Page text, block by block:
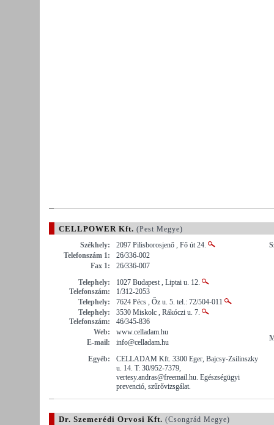
CELLPOWER Kft. (Pest Megye)
Székhely:
2097 Pilisborosjenő , Fő út 24.
Telefonszám 1:
26/336-002
Fax 1:
26/336-007
Telephely:
1027 Budapest , Liptai u. 12.
Telefonszám:
1/312-2053
Telephely:
7624 Pécs , Őz u. 5. tel.: 72/504-011
Telephely:
3530 Miskolc , Rákóczi u. 7.
Telefonszám:
46/345-836
Web:
www.celladam.hu
E-mail:
info@celladam.hu
Egyéb:
CELLADAM Kft. 3300 Eger, Bajcsy-Zsilinszky
u. 14. T: 30/952-7379,
vertesy.andras@freemail.hu. Egészségügyi
prevenció, szűrővizsgálat.
Dr. Szemerédi Orvosi Kft. (Csongrád Megye)